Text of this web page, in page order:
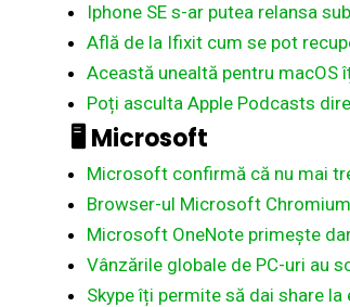
Iphone SE s-ar putea relansa
Află de la Ifixit cum se pot
️‍Această unealtă pentru macOS
Poți asculta Apple Podcasts
🖥️ Microsoft
Microsoft confirmă că nu mai
️️️️Browser-ul Microsoft
Microsoft OneNote primește
Vânzările globale de PC-uri au
Skype îți permite să dai share